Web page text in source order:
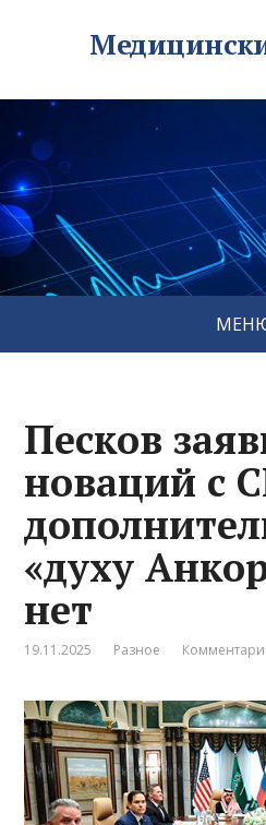
Песков
новаций с
«духу
нет
19.11.2025 Разное